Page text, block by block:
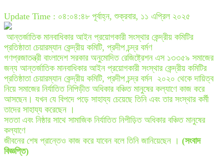
Update Time : ০৪:০৪:৪৮ পূর্বাহ্ন, শুক্রবার, ১১ এপ্রিল ২০২৫
আন্তর্জাতিক মানবাধিকার আইন প্রয়োগকারী সংস্থার কেন্দ্রীয় কমিটির
প্রতিষ্ঠাতা চেয়ারম্যান কেন্দ্রীয় কমিটি, প্রদীপ চন্দ্র বর্মণ
গণপ্রজাতন্ত্রী বাংলাদেশ সরকার অনুমোদিত রেজিষ্ট্রেশন এস ১৩৩৫৯ সমাজের
জন্য আন্তর্জাতিক মানবাধিকার আইন প্রয়োগকারী সংস্থার কেন্দ্রীয় কমিটির
প্রতিষ্ঠাতা চেয়ারম্যান কেন্দ্রীয় কমিটি, প্রদীপ চন্দ্র বর্মন ২০২০ থেকে দায়িত্ব
নিয়ে সমাজের নির্যাতিত নিপিড়ীত অধিকার বঞ্চিত মানুষের কল্যাণে কাজ করে
আসছেন। যখন যে বিপদে পড়ে সাহায্য চেয়েছে তিনি এবং তার সংস্থার কর্মী
তাদের সাহায্য করেছেন ।
সততা এবং নিষ্ঠার সাথে সামাজিক নির্যাতিত নিপীড়িত অধিকার বঞ্চিত মানুষের
কল্যাণে
জীবনের শেষ প্রান্তেও কাজ করে যাবেন বলে তিনি জানিয়েছেন । (সংবাদ
বিজ্ঞপ্তি)